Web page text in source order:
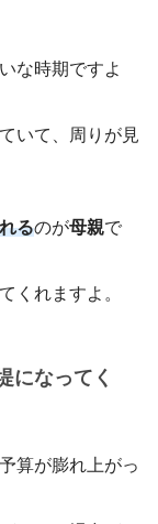
な時期ですよ
いて、周りが見
るのが母親で
くれますよ。
になってく
算が膨れ上がっ